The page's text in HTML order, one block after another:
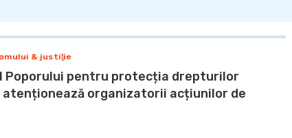
& justiţie
Poporului pentru protecția drepturilor
atenționează organizatorii acțiunilor de